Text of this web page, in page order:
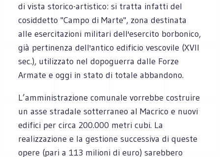
di vista storico-artistico: si tratta infatti del
cosiddetto "Campo di Marte", zona destinata
alle esercitazioni militari dell'esercito borbonico,
già pertinenza dell'antico edificio vescovile (XVII
sec.), utilizzato nel dopoguerra dalle Forze
Armate e oggi in stato di totale abbandono.
L’amministrazione comunale vorrebbe costruire
un asse stradale sotterraneo al Macrico e nuovi
edifici per circa 200.000 metri cubi. La
realizzazione e la gestione successiva di queste
opere (pari a 113 milioni di euro) sarebbero